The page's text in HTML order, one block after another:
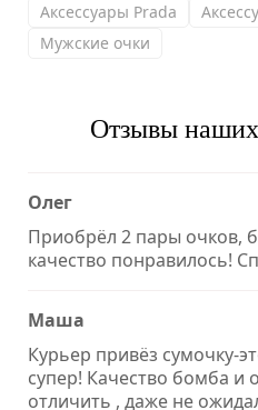
Аксессуары Prada
Мужские очки
Отзывы
Олег
Приобрёл 2 пары очков,
качество понравилось!
Маша
Курьер привёз сумочку-
супер! Качество бомба и
отличить , даже не